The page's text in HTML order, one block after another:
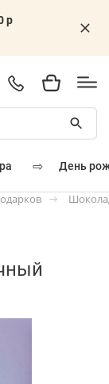
р
⇨ день